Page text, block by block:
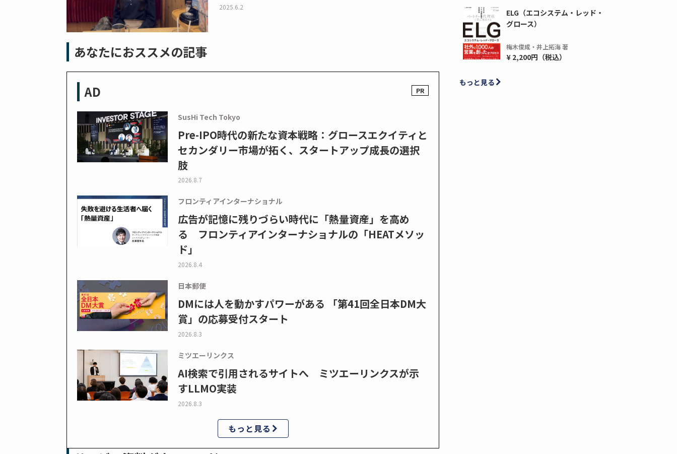
2025.6.2
あなたにおススメの記事
AD
SusHi Tech Tokyo
Pre-IPO時代の新たな資本戦略：グロースエクイティと
セカンダリー市場が拓く、スタートアップ成長の選択
肢
2026.8.7
フロンティアインターナショナル
広告が記憶に残りづらい時代に「熱量資産」を高め
る フロンティアインターナショナルの「HEATメソッ
ド」
2026.8.4
日本郵便
DMには人を動かすパワーがある 「第41回全日本DM大
賞」の応募受付スタート
2026.8.3
ミツエーリンクス
AI検索で引用されるサイトへ ミツエーリンクスが示
すLLMO実装
2026.8.3
もっと見る
ELG（エコシステム・レッド・
グロース）
梅木俊成・井上拓海 著
¥ 2,200円（税込）
もっと見る